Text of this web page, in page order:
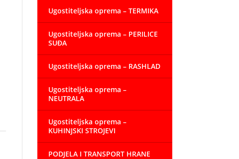
Ugostiteljska oprema – TERMIKA
Ugostiteljska oprema – PERILICE
SUĐA
Ugostiteljska oprema – RASHLAD
Ugostiteljska oprema –
NEUTRALA
Ugostiteljska oprema –
KUHINJSKI STROJEVI
PODJELA I TRANSPORT HRANE